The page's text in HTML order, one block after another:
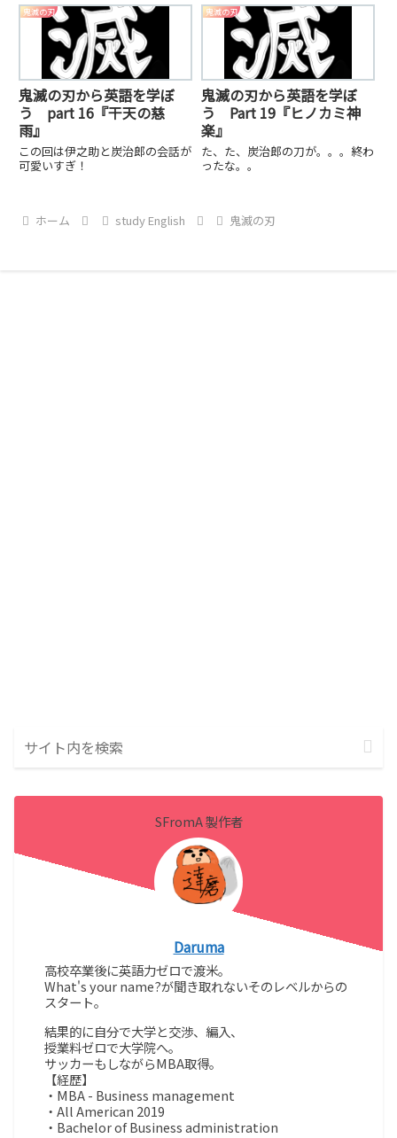
っていた。冬ということもりあ
り、辺りは真っ暗。炭治郎は鼻が
きくから真っ暗でも帰れるという
がおじさんがそれを止めた。
鬼滅の刃
鬼滅の刃から英語を学ぼ
う part 16『干天の慈
雨』
この回は伊之助と炭治郎の会話が
可愛いすぎ！
鬼滅の刃
鬼滅の刃から英語を学ぼ
う Part 19『ヒノカミ神
楽』
た、た、炭治郎の刀が。。。終わ
ったな。。
ホーム study English 鬼滅の刃
SFromA 製作者
Daruma
高校卒業後に英語力ゼロで渡米。
What's your name?が聞き取れないそのレベルからの
スタート。
結果的に自分で大学と交渉、編入、
授業料ゼロで大学院へ。
サッカーもしながらMBA取得。
【経歴】
・MBA - Business management
・All American 2019
・Bachelor of Business administration